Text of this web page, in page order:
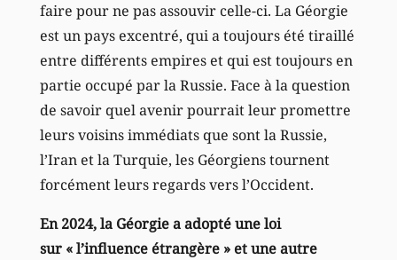
faire pour ne pas assouvir celle-ci. La Géorgie
est un pays excentré, qui a toujours été tiraillé
entre différents empires et qui est toujours en
partie occupé par la Russie. Face à la question
de savoir quel avenir pourrait leur promettre
leurs voisins immédiats que sont la Russie,
l’Iran et la Turquie, les Géorgiens tournent
forcément leurs regards vers l’Occident.
En 2024, la Géorgie a adopté une loi
sur « l’influence étrangère » et une autre